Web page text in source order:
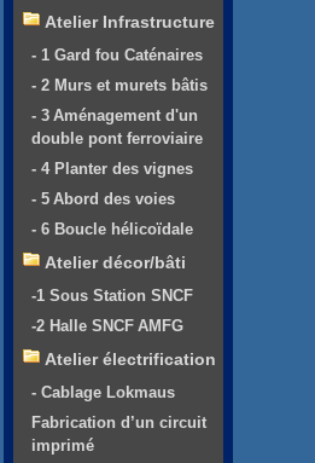
Atelier Infrastructure
- 1 Gard fou Caténaires
- 2 Murs et murets bâtis
- 3 Aménagement d'un
double pont ferroviaire
- 4 Planter des vignes
- 5 Abord des voies
- 6 Boucle hélicoïdale
Atelier décor/bâti
-1 Sous Station SNCF
-2 Halle SNCF AMFG
Atelier électrification
- Cablage Lokmaus
Fabrication d’un circuit
imprimé